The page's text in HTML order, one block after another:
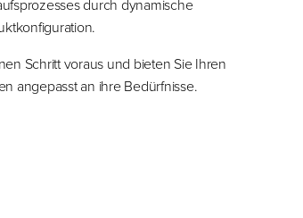
durch dynamische
Schritt voraus und bieten Sie Ihren
angepasst an ihre Bedürfnisse.